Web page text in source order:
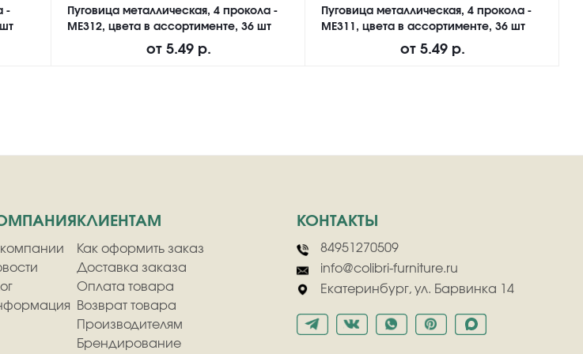
-
Пуговица металлическая, 4 прокола -
ME312, цвета в ассортименте, 36 шт
от 5.49 р.
Пуговица металлическая, 4 прокола -
ME311, цвета в ассортименте, 36 шт
от 5.49 р.
КЛИЕНТАМ
Как оформить заказ
Доставка заказа
Оплата товара
Возврат товара
Производителям
Брендирование
КОНТАКТЫ
84951270509
info@colibri-furniture.ru
Екатеринбург, ул. Барвинка 14